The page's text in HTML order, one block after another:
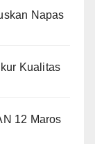
Napas
Kualitas
12 Maros